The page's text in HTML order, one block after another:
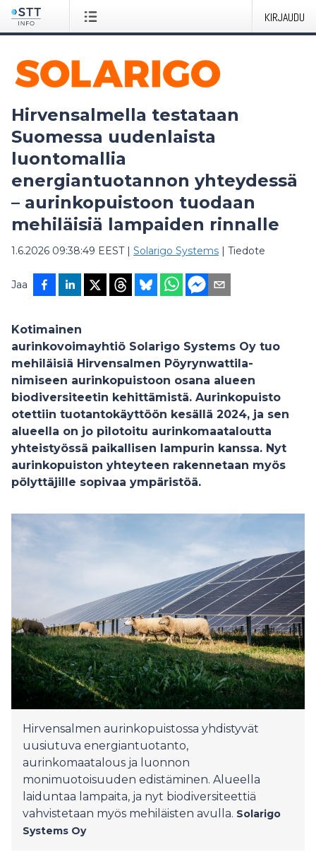
KIRJAUDU
Hirvensalmella testataan
Suomessa uudenlaista
luontomallia
energiantuotannon yhteydessä
– aurinkopuistoon tuodaan
mehiläisiä lampaiden rinnalle
1.6.2026 09:38:49 EEST| Solarigo Systems | Tiedote
Jaa
Kotimainen
aurinkovoimayhtiö Solarigo Systems Oy tuo
mehiläisiä Hirvensalmen Pöyrynwattila-
nimiseen aurinkopuistoon osana alueen
biodiversiteetin kehittämistä. Aurinkopuisto
otettiin tuotantokäyttöön kesällä 2024, ja sen
alueella on jo pilotoitu aurinkomaataloutta
yhteistyössä paikallisen lampurin kanssa. Nyt
aurinkopuiston yhteyteen rakennetaan myös
pölyttäjille sopivaa ympäristöä.
Hirvensalmen aurinkopuistossa yhdistyvät
uusiutuva energiantuotanto,
aurinkomaatalous ja luonnon
monimuotoisuuden edistäminen. Alueella
laiduntaa lampaita, ja nyt biodiversiteettiä
vahvistetaan myös mehiläisten avulla. Solarigo
Systems Oy